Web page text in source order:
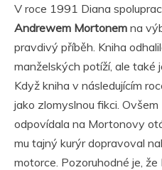
V roce 1991 Diana
Andrewem Mortonem na
pravdivý příběh. Kniha
manželských potíží, ale také
Když kniha v následujícím
jako zlomyslnou fikci.
odpovídala na Mortonovy
mu tajný kurýr dopravoval
motorce. Pozoruhodné je,